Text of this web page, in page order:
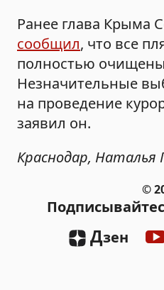
Ранее глава Крыма
сообщил, что все
полностью очищены
Незначительные
на проведение
заявил он.
Краснодар, Наталья
©
Дзен